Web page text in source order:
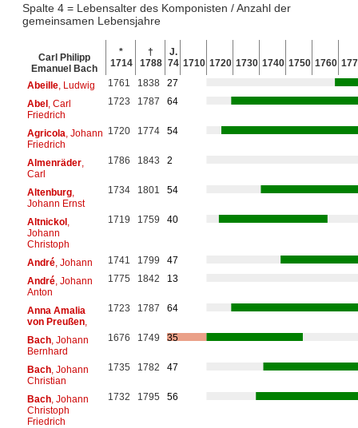
Spalte 4 = Lebensalter des Komponisten / Anzahl der
gemeinsamen Lebensjahre
Carl Philipp
Emanuel Bach
*
1714
†
1788
J.
74 1710 1720 1730 1740 1750 1760
Abeille, Ludwig 1761 1838
27
Abel, Carl
Friedrich
1723 1787 64
Agricola , Johann
Friedrich
1720 1774 54
Almenräder,
Carl
1786 1843 2
Altenburg,
Johann Ernst
1734 1801 54
Altnickol,
Johann
Christoph
1719 1759 40
André, Johann 1741 1799
47
André, Johann
Anton
1775 1842 13
Anna Amalia
von Preußen,
1723 1787 64
Bach, Johann
Bernhard
1676 1749 35
Bach, Johann
Christian
1735 1782 47
Bach, Johann
Christoph
Friedrich
1732 1795 56